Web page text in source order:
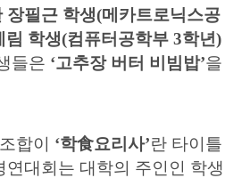
장필근 학생(메카트로닉스공
림 학생(컴퓨터공학부3학년)
들은 ‘고추장 버터 비빔밥’을
합이 ‘학食요리사’란 타이틀
연대회는 대학의 주인인 학생